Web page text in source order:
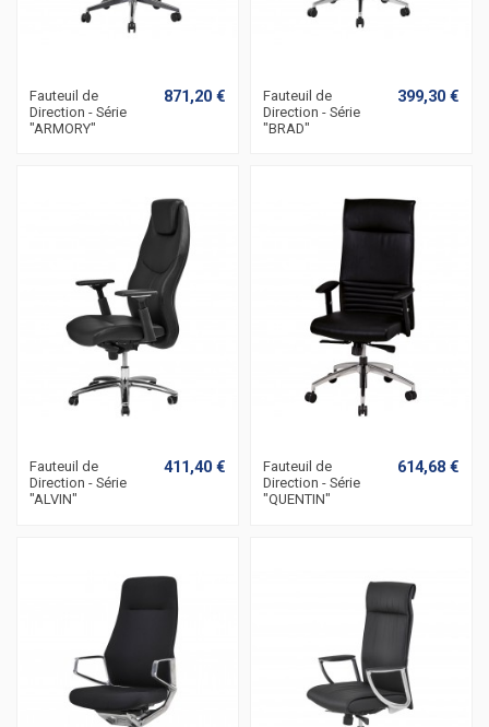
Fauteuil de
Direction - Série
"ARMORY"
871,20 €
Fauteuil de
Direction - Série
"BRAD"
399,30 €
Fauteuil de
Direction - Série
"ALVIN"
411,40 €
Fauteuil de
Direction - Série
"QUENTIN"
614,68 €